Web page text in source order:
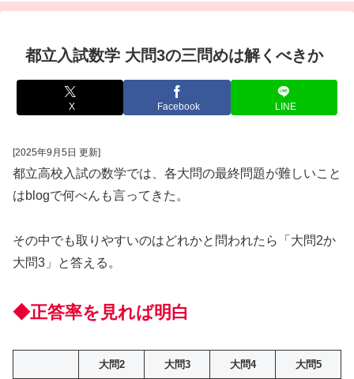
都立入試数学 大問3の三問めは解くべきか
X Facebook LINE
[2025年9月5日 更新]
都立高校入試の数学では、各大問の最終問題が難しいこと
はblogで何べんも言ってきた。
その中でも取りやすいのはどれかと問われたら「大問2か
大問3」と答える。
◆正答率を見れば明白
大問2 大問3 大問4 大問5